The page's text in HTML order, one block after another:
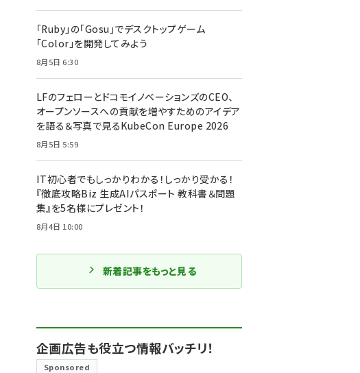
「Ruby」の「Gosu」でデスクトップゲーム
「Color」を開発してみよう
8月5日 6:30
LFのフェローとドコモイノベーションズのCEO、
オープンソースへの貢献を増やすためのアイデア
を語る＆写真で見るKubeCon Europe 2026
8月5日 5:59
IT初心者でもしっかりわかる！しっかり受かる！
『徹底攻略Biz 生成AIパスポート 教科書＆問題
集』を5名様にプレゼント！
8月4日 10:00
新着記事をもっと見る
企画広告も役立つ情報バッチリ！
Sponsored